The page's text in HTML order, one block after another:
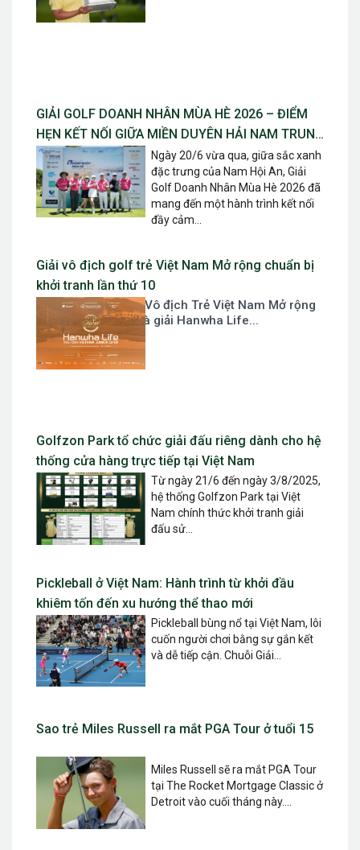
GIẢI GOLF DOANH NHÂN MÙA HÈ 2026 – ĐIỂM
HẸN KẾT NỐI GIỮA MIỀN DUYÊN HẢI NAM TRUNG
BỘ
Ngày 20/6 vừa qua, giữa sắc xanh
đặc trưng của Nam Hội An, Giải
Golf Doanh Nhân Mùa Hè 2026 đã
mang đến một hành trình kết nối
đầy cảm...
Giải vô địch golf trẻ Việt Nam Mở rộng chuẩn bị
khởi tranh lần thứ 10
Giải Hanwha Life - Vô địch Trẻ Việt Nam Mở rộng
lần thứ 10 hay gọi là giải Hanwha Life...
Golfzon Park tổ chức giải đấu riêng dành cho hệ
thống cửa hàng trực tiếp tại Việt Nam
Từ ngày 21/6 đến ngày 3/8/2025,
hệ thống Golfzon Park tại Việt
Nam chính thức khởi tranh giải
đấu sử...
Pickleball ở Việt Nam: Hành trình từ khởi đầu
khiêm tốn đến xu hướng thể thao mới
Pickleball bùng nổ tại Việt Nam, lôi
cuốn người chơi bằng sự gắn kết
và dễ tiếp cận. Chuỗi Giải...
Sao trẻ Miles Russell ra mắt PGA Tour ở tuổi 15
Miles Russell sẽ ra mắt PGA Tour
tại The Rocket Mortgage Classic ở
Detroit vào cuối tháng này....